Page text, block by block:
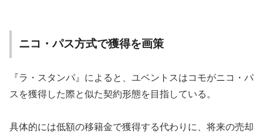
ニコ・パス方式で獲得を画策
『ラ・スタンパ』によると、ユベントスはコモがニコ・パ
スを獲得した際と似た契約形態を目指している。
具体的には低額の移籍金で獲得する代わりに、将来の売却